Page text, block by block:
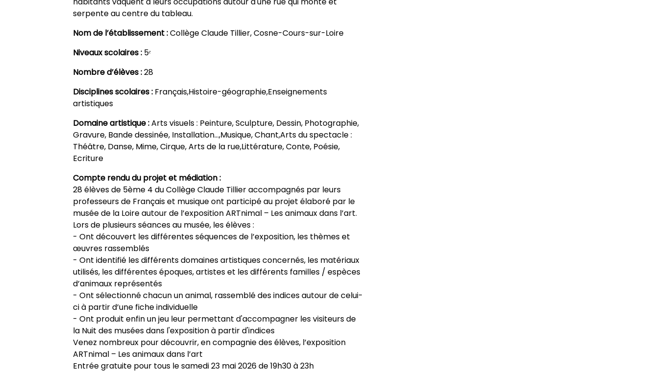
serpente au centre du tableau.
Nom de l’établissement :Collège Claude Tillier, Cosne-Cours-sur-Loire
Niveaux scolaires : 5ᵉ
Nombre d’élèves :28
Disciplines scolaires : Français,Histoire-géographie,Enseignements
artistiques
Domaine artistique :Arts visuels : Peinture, Sculpture, Dessin, Photographie,
Gravure, Bande dessinée, Installation…,Musique, Chant,Arts du spectacle :
Théâtre, Danse, Mime, Cirque, Arts de la rue,Littérature, Conte, Poésie,
Ecriture
Compte rendu du projet et médiation :
28 élèves de 5ème 4 du Collège Claude Tillier accompagnés par leurs
professeurs de Français et musique ont participé au projet élaboré par le
musée de la Loire autour de l’exposition ARTnimal – Les animaux dans l’art.
Lors de plusieurs séances au musée, les élèves :
- Ont découvert les différentes séquences de l’exposition, les thèmes et
œuvres rassemblés
- Ont identifié les différents domaines artistiques concernés, les matériaux
utilisés, les différentes époques, artistes et les différents familles / espèces
d’animaux représentés
- Ont sélectionné chacun un animal, rassemblé des indices autour de celui-
ci à partir d’une fiche individuelle
- Ont produit enfin un jeu leur permettant d'accompagner les visiteurs de
la Nuit des musées dans l'exposition à partir d'indices
Venez nombreux pour découvrir, en compagnie des élèves, l’exposition
ARTnimal – Les animaux dans l’art
Entrée gratuite pour tous le samedi 23 mai 2026 de 19h30 à 23h